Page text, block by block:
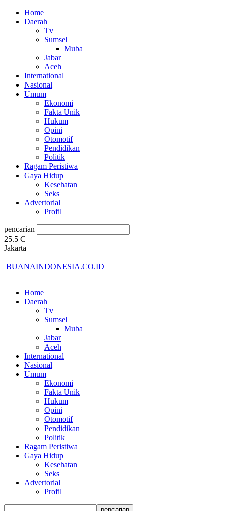
Home
Daerah
Tv
Sumsel
Muba
Jabar
Aceh
International
Nasional
Umum
Ekonomi
Fakta Unik
Hukum
Opini
Otomotif
Pendidikan
Politik
Ragam Peristiwa
Gaya Hidup
Kesehatan
Seks
Advertorial
Profil
pencarian
25.5 C
Jakarta
BUANAINDONESIA.CO.ID
Home
Daerah
Tv
Sumsel
Muba
Jabar
Aceh
International
Nasional
Umum
Ekonomi
Fakta Unik
Hukum
Opini
Otomotif
Pendidikan
Politik
Ragam Peristiwa
Gaya Hidup
Kesehatan
Seks
Advertorial
Profil